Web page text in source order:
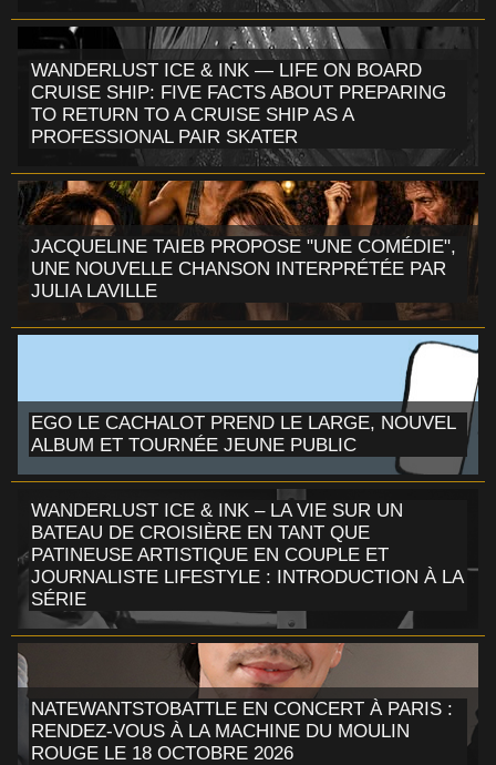
WANDERLUST ICE & INK — LIFE ON BOARD
CRUISE SHIP: FIVE FACTS ABOUT PREPARING
TO RETURN TO A CRUISE SHIP AS A
PROFESSIONAL PAIR SKATER
JACQUELINE TAIEB PROPOSE "UNE COMÉDIE",
UNE NOUVELLE CHANSON INTERPRÉTÉE PAR
JULIA LAVILLE
EGO LE CACHALOT PREND LE LARGE, NOUVEL
ALBUM ET TOURNÉE JEUNE PUBLIC
WANDERLUST ICE & INK – LA VIE SUR UN
BATEAU DE CROISIÈRE EN TANT QUE
PATINEUSE ARTISTIQUE EN COUPLE ET
JOURNALISTE LIFESTYLE : INTRODUCTION À LA
SÉRIE
NATEWANTSTOBATTLE EN CONCERT À PARIS :
RENDEZ-VOUS À LA MACHINE DU MOULIN
ROUGE LE 18 OCTOBRE 2026